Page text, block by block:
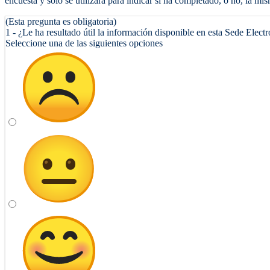
(Esta pregunta es obligatoria)
1 - ¿Le ha resultado útil la información disponible en esta Sede
Seleccione una de las siguientes opciones